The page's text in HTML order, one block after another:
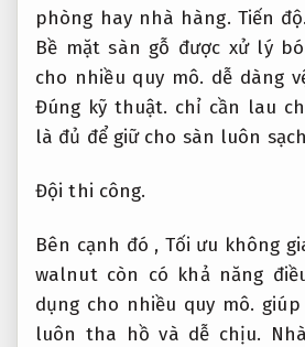
phòng hay nhà hàng. Tiến độ.
Bề mặt sàn gỗ được xử lý
cho nhiều quy mô. dễ dàng
Đúng kỹ thuật. chỉ cần lau
là đủ để giữ cho sàn luôn
Đội thi công.
Bên cạnh đó , Tối ưu không
walnut còn có khả năng
dụng cho nhiều quy mô.
luôn tha hồ và dễ chịu.